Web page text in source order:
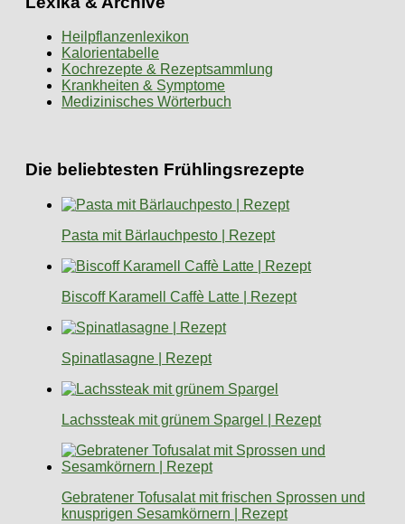
Heilpflanzenlexikon
Kalorientabelle
Kochrezepte & Rezeptsammlung
Krankheiten & Symptome
Medizinisches Wörterbuch
Die beliebtesten Frühlingsrezepte
Pasta mit Bärlauchpesto | Rezept
Biscoff Karamell Caffè Latte | Rezept
Spinatlasagne | Rezept
Lachssteak mit grünem Spargel | Rezept
Gebratener Tofusalat mit frischen Sprossen und
knusprigen Sesamkörnern | Rezept